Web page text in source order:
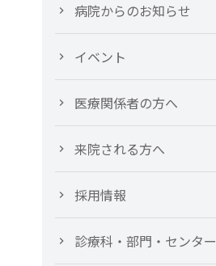
病院からのお知らせ
イベント
医療関係者の方へ
来院される方へ
採用情報
診療科・部門・センター